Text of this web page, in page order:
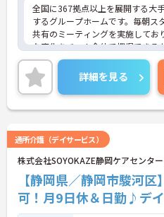
全国に367拠点以上を展開する大
するグループホームです。毎朝ス
共有のミーティングを実施してお
な変化をチーム全体で把握できる
すぐに相談できる安心の体制が整
面では、賞与年2回に加え、日々
寄与を評価する特別報酬が支給さ
チベーションを保ちながら勤務で
らに、清潔感があれば髪色やネイ
イルで働くことができます。認知
高めたい方にも最適な環境であり
を通じて働きながらスキルアップ
能です。年間17日のリフレッシュ
雇用制度など、長期的にキャリア
も大きな魅力です。
詳細を見る
通所介護（デイサービス）
株式会社SOYOKAZE静岡ケアセンタ
【静岡県／静岡市駿河
可！月9日休＆日勤♪デ